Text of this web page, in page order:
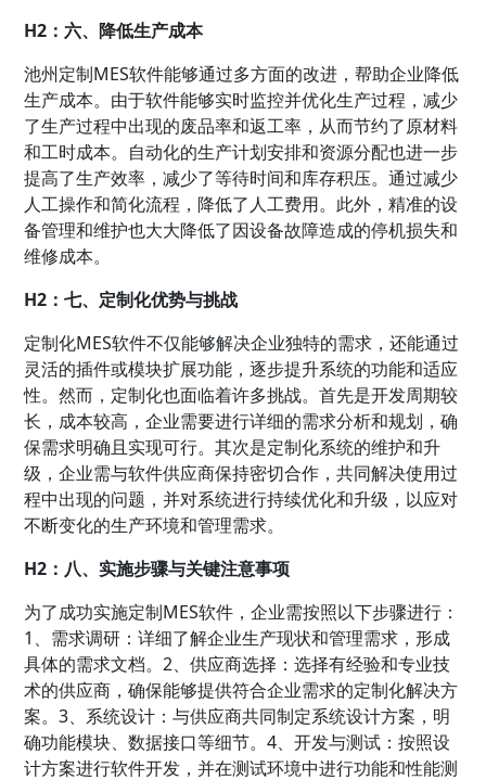
H2：六、降低生产成本
池州定制MES软件能够通过多方面的改进，帮助企业降低
生产成本。由于软件能够实时监控并优化生产过程，减少
了生产过程中出现的废品率和返工率，从而节约了原材料
和工时成本。自动化的生产计划安排和资源分配也进一步
提高了生产效率，减少了等待时间和库存积压。通过减少
人工操作和简化流程，降低了人工费用。此外，精准的设
备管理和维护也大大降低了因设备故障造成的停机损失和
维修成本。
H2：七、定制化优势与挑战
定制化MES软件不仅能够解决企业独特的需求，还能通过
灵活的插件或模块扩展功能，逐步提升系统的功能和适应
性。然而，定制化也面临着许多挑战。首先是开发周期较
长，成本较高，企业需要进行详细的需求分析和规划，确
保需求明确且实现可行。其次是定制化系统的维护和升
级，企业需与软件供应商保持密切合作，共同解决使用过
程中出现的问题，并对系统进行持续优化和升级，以应对
不断变化的生产环境和管理需求。
H2：八、实施步骤与关键注意事项
为了成功实施定制MES软件，企业需按照以下步骤进行：
1、需求调研：详细了解企业生产现状和管理需求，形成
具体的需求文档。2、供应商选择：选择有经验和专业技
术的供应商，确保能够提供符合企业需求的定制化解决方
案。3、系统设计：与供应商共同制定系统设计方案，明
确功能模块、数据接口等细节。4、开发与测试：按照设
计方案进行软件开发，并在测试环境中进行功能和性能测